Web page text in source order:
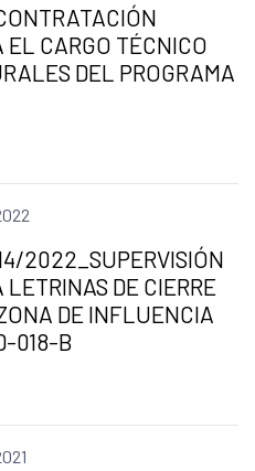
CARGO TÉCNICO
DEL PROGRAMA
2022_SUPERVISIÓN
DE CIERRE
DE INFLUENCIA
018-B